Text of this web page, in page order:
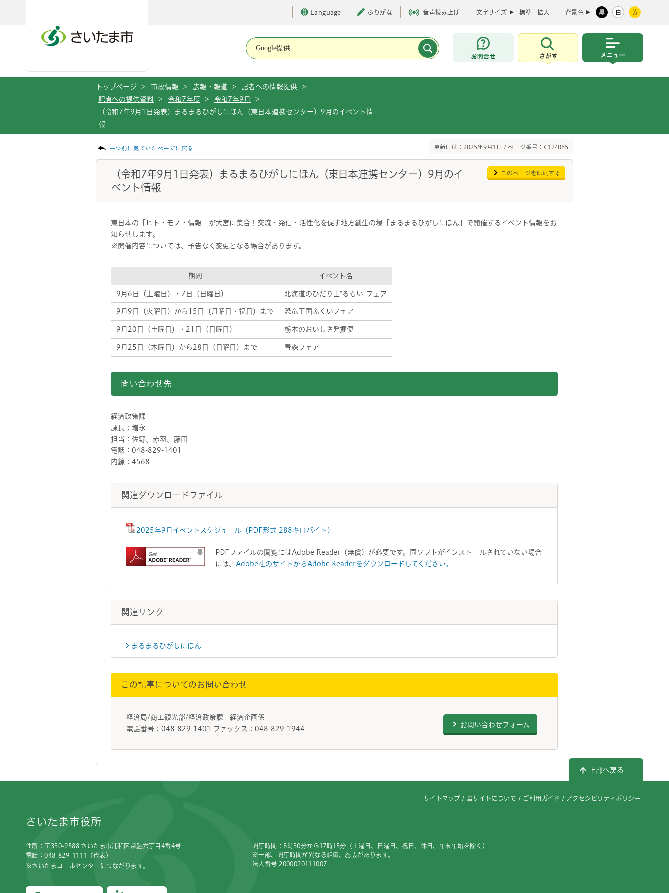
Language ふりがな 音声読み上げ 文字サイズ 標準 拡大 背景色 黒 白 黄
お問合せ
さがす
トップページ > 市政情報 > 広報・報道 > 記者への情報提供
>
記者への提供資料
> 令和7年度 > 令和7年9月
>
（令和7年9月1日発表）まるまるひがしにほん（東日本連携センター）9月のイベント情
報
一つ前に見ていたページに戻る 更新日付：2025年9月1日 / ページ番号：C124065
（令和7年9月1日発表）まるまるひがしにほん（東日本連携センター）9月のイ
ベント情報
このページを印刷する
東日本の「ヒト・モノ・情報」が大宮に集合！交流・発信・活性化を促す地方創生の場「まるまるひがしにほん」で開催するイベント情報をお
知らせします。
※開催内容については、予告なく変更となる場合があります。
期間 イベント名
9月6日（土曜日）・7日（日曜日） 北海道のひだり上"るもい"フェア
9月9日（火曜日）から15日（月曜日・祝日）まで 恐竜王国ふくいフェア
9月20日（土曜日）・21日（日曜日） 栃木のおいしさ発掘便
9月25日（木曜日）から28日（日曜日）まで 青森フェア
問い合わせ先
経済政策課
課長：増永
担当：佐野、赤羽、藤田
電話：048-829-1401
内線：4568
関連ダウンロードファイル
2025年9月イベントスケジュール（PDF形式 288キロバイト）
PDFファイルの閲覧にはAdobe Reader（無償）が必要です。同ソフトがインストールされていない場合
には、 Adobe社のサイトからAdobe Readerをダウンロードしてください。
関連リンク
まるまるひがしにほん
この記事についてのお問い合わせ
経済局/商工観光部/経済政策課 経済企画係
電話番号：048-829-1401 ファックス：048-829-1944
お問い合わせフォーム
上部へ戻る
サイトマップ 当サイトについて ご利用ガイド アクセシビリティポリシー
さいたま市役所
住所：〒330-9588 さいたま市浦和区常盤六丁目4番4号
電話：048-829-1111（代表）
※さいたまコールセンターにつながります。
開庁時間：8時30分から17時15分（土曜日、日曜日、祝日、休日、年末年始を除く）
※一部、開庁時間が異なる組織、施設があります。
法人番号 2000020111007